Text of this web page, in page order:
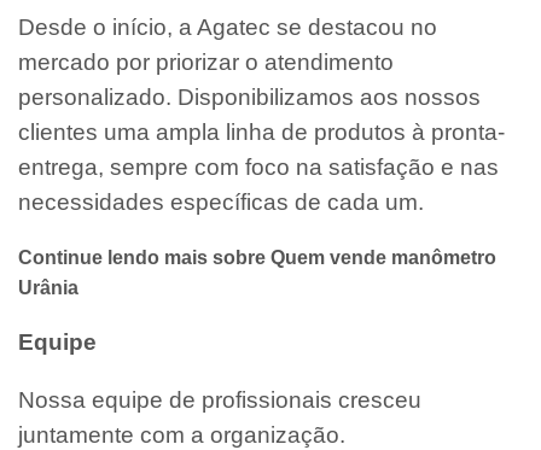
Desde o início, a Agatec se destacou no
mercado por priorizar o atendimento
personalizado. Disponibilizamos aos nossos
clientes uma ampla linha de produtos à pronta-
entrega, sempre com foco na satisfação e nas
necessidades específicas de cada um.
Continue lendo mais sobre Quem vende manômetro
Urânia
Equipe
Nossa equipe de profissionais cresceu
juntamente com a organização.